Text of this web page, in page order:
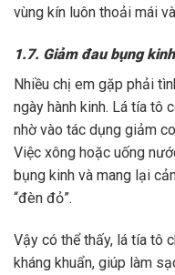
vùng kín luôn thoải mái
1.7. Giảm đau bụng
Nhiều chị em gặp phải
ngày hành kinh. Lá tía tô
nhờ vào tác dụng giảm
Việc xông hoặc uống
bụng kinh và mang lại
“đèn đỏ”.
Vậy có thể thấy, lá tía tô
kháng khuẩn, giúp làm